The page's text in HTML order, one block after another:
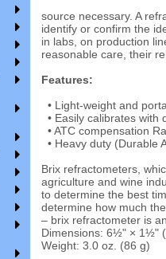
source necessary. A
identify or confirm the
in labs, on production
reasonable care, their
Features:
• Light-weight and
• Easily calibrates with
• ATC compensation
• Heavy duty (Durable
Brix refractometers,
agriculture and wine
to determine the best
determine how much
– brix refractometer is
Dimensions: 6½" × 1½"
Weight: 3.0 oz. (86 g)